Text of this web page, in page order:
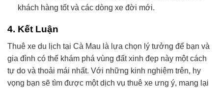
khách hàng tốt và các dòng xe đời mới.
4. Kết Luận
Thuê xe du lịch tại Cà Mau là lựa chọn lý tưởng để bạn và
gia đình có thể khám phá vùng đất xinh đẹp này một cách
tự do và thoải mái nhất. Với những kinh nghiệm trên, hy
vọng bạn sẽ tìm được một dịch vụ thuê xe ưng ý, mang lại